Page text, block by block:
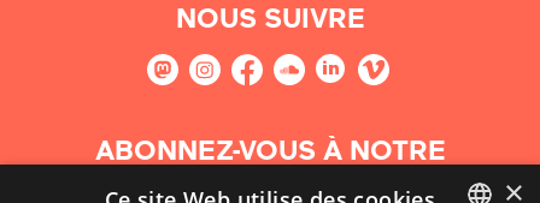
NOUS SUIVRE
ABONNEZ-VOUS À NOTRE
NEWSLETTER
×